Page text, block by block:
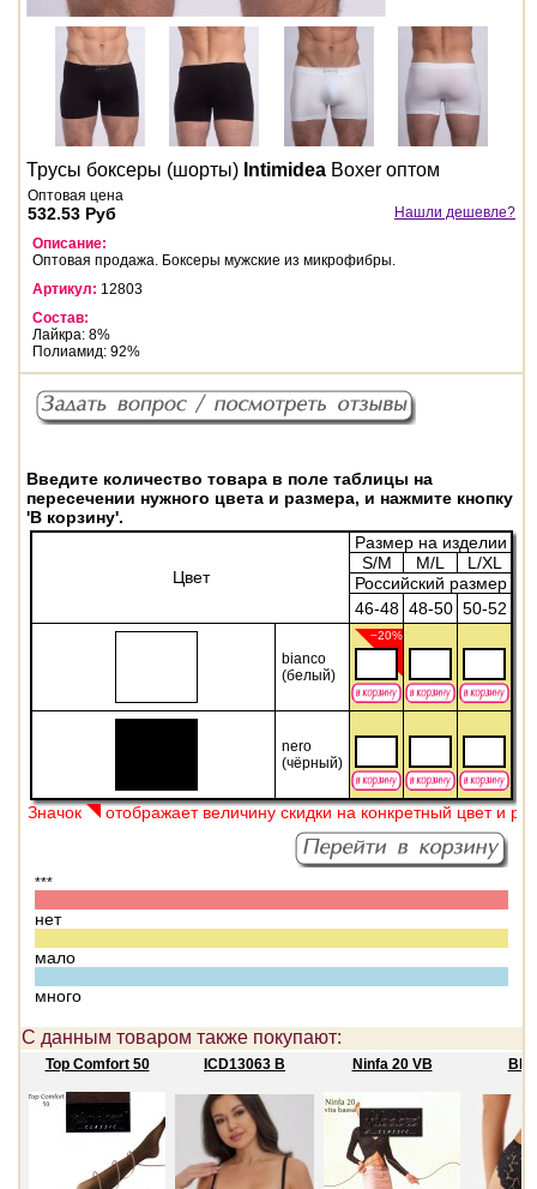
Трусы боксеры (шорты) Intimidea Boxer оптом
Оптовая цена
532.53 Руб
Нашли дешевле?
Описание:
Оптовая продажа. Боксеры мужские из микрофибры.
Артикул: 12803
Состав:
Лайкра: 8%
Полиамид: 92%
Введите количество товара в поле таблицы на
пересечении нужного цвета и размера, и нажмите кнопку
'В корзину'.
Цвет
Размер на изделии
S/M
M/L
L/XL
Российский размер
46-48 48-50 50-52
bianco
(белый)
−20%
nero
(чёрный)
Значок отображает величину скидки на конкретный цвет и
***
нет
мало
много
С данным товаром также покупают:
Top Comfort 50 ICD13063 B Ninfa 20 VB